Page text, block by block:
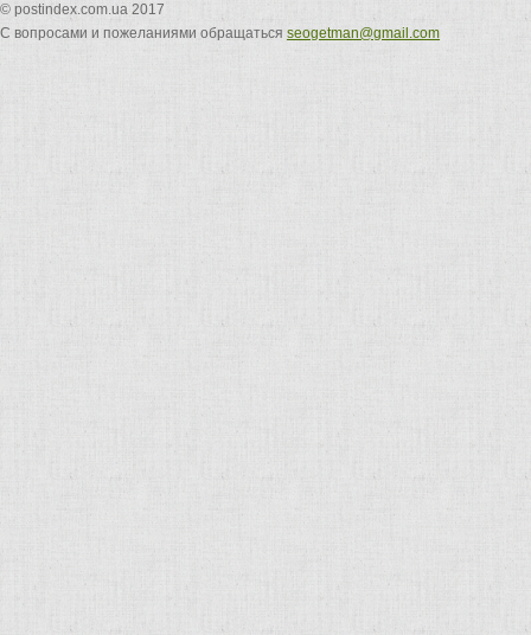
© postindex.com.ua 2017
С вопросами и пожеланиями обращаться seogetman@gmail.com